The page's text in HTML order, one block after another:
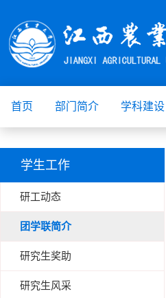
首页 部门简介 学科建设
学生工作
研工动态
团学联简介
研究生奖助
研究生风采